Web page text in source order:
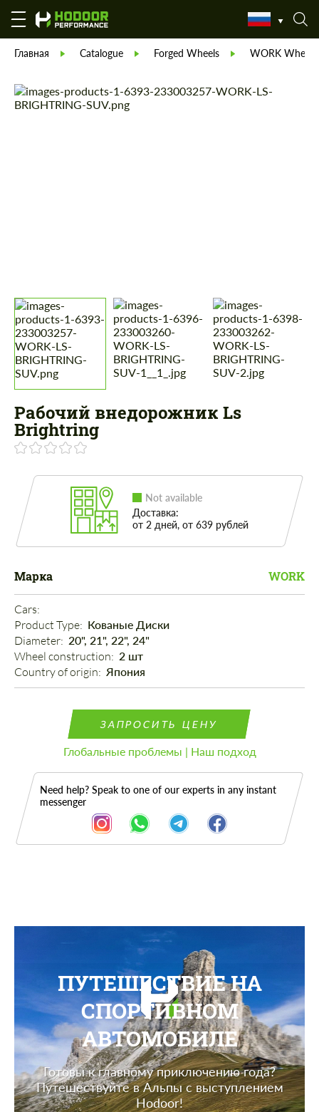
Главная Catalogue Forged Wheels WORK Wheels
Рабочий внедорожник Ls
Brightring
Not available
Доставка:
от 2 дней, от 639 рублей
Марка WORK
Cars:
Product Type: Кованые Диски
Diameter: 20", 21", 22", 24"
Wheel construction: 2 шт
Country of origin: Япония
ЗАПРОСИТЬ ЦЕНУ
Глобальные проблемы | Наш подход
Need help? Speak to one of our experts in any instant
messenger
ПУТЕШЕСТВИЕ НА
СПОРТИВНОМ
АВТОМОБИЛЕ
Готовы к главному приключению года?
Путешествуйте в Альпы с выступлением
Hodoor!